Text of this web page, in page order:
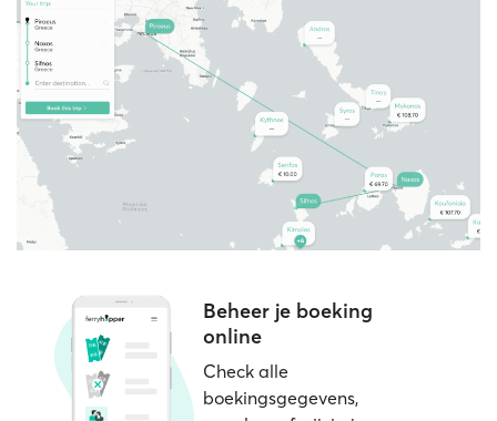
Beheer je boeking
online
Check alle
boekingsgegevens,